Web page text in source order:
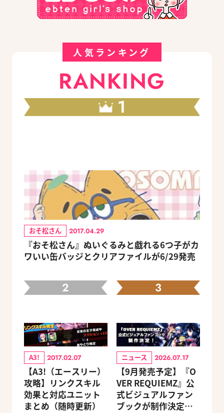
人気ランキング
RANKING
1
おそ松さん 2017.04.29
『おそ松さん』ぬいぐるみと戯れる6つ子がカ
ワいい缶バッジとクリアファイルが6/29発売
2
A3! 2017.02.07
【A3!（エースリー）
攻略】リンクスキル
効果と対応ユニット
まとめ（随時更新）
3
ニュース 2026.07.17
【9月発売予定】『O
VER REQUIEMZ』公
式ビジュアルファン
ブックが制作決定！